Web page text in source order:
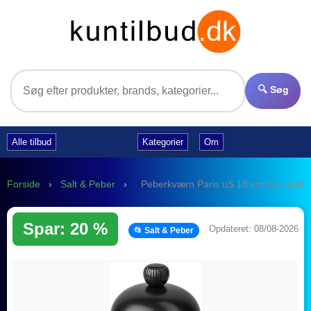
🔍 Søg
Alle tilbud Kategorier Om
Forside › Salt & Peber › Peberkværn Paris uS 18 cm Sort
Spar: 20 % 📂 Salt & Peber Opdateret: 08/08-2026